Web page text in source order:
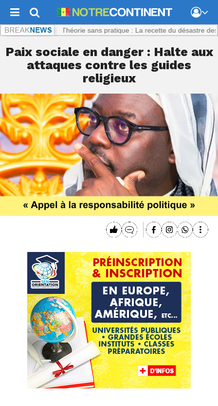
: Théorie sans pratique : La recette du désastre des séries
Paix sociale en danger : Halte aux
attaques contre les guides
religieux